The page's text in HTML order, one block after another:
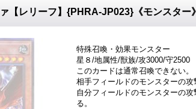
【レリーフ】{PHRA-JP023}《モンスター》
特殊召喚・効果モンスター
星８/地属性/獣族/攻3000/守2500
このカードは通常召喚できない。
相手フィールドのモンスターの攻
自分フィールドのモンスターの
る。